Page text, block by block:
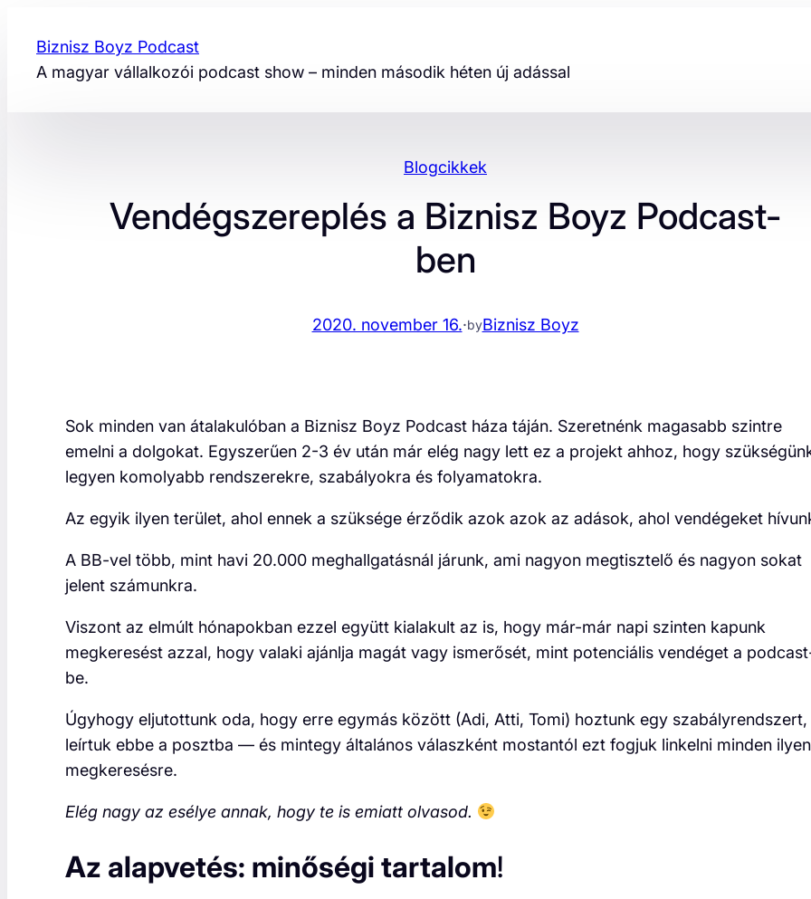
tartalomhoz
Biznisz Boyz Podcast
A magyar vállalkozói podcast show – minden második héten új adással
Blogcikkek
Vendégszereplés a Biznisz Boyz Podcast-
ben
2020. november 16.·byBiznisz Boyz
Sok minden van átalakulóban a Biznisz Boyz Podcast háza táján. Szeretnénk magasabb szintre
emelni a dolgokat. Egyszerűen 2-3 év után már elég nagy lett ez a projekt ahhoz, hogy
legyen komolyabb rendszerekre, szabályokra és folyamatokra.
Az egyik ilyen terület, ahol ennek a szüksége érződik azok azok az adások, ahol vendégeket
A BB-vel több, mint havi 20.000 meghallgatásnál járunk, ami nagyon megtisztelő és nagyon sokat
jelent számunkra.
Viszont az elmúlt hónapokban ezzel együtt kialakult az is, hogy már-már napi szinten kapunk
megkeresést azzal, hogy valaki ajánlja magát vagy ismerősét, mint potenciális vendéget a
be.
Úgyhogy eljutottunk oda, hogy erre egymás között (Adi, Atti, Tomi) hoztunk egy szabályrendszert,
leírtuk ebbe a posztba — és mintegy általános válaszként mostantól ezt fogjuk linkelni minden ilyen
megkeresésre.
Elég nagy az esélye annak, hogy te is emiatt olvasod.
Az alapvetés: minőségi tartalom!